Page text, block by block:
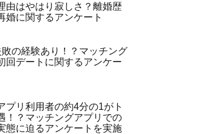
由はやはり寂しさ？離婚歴
婚に関するアンケート
の経験あり！？マッチング
回デートに関するアンケー
プリ利用者の約4分の1がト
！？マッチングアプリでの
態に迫るアンケートを実施